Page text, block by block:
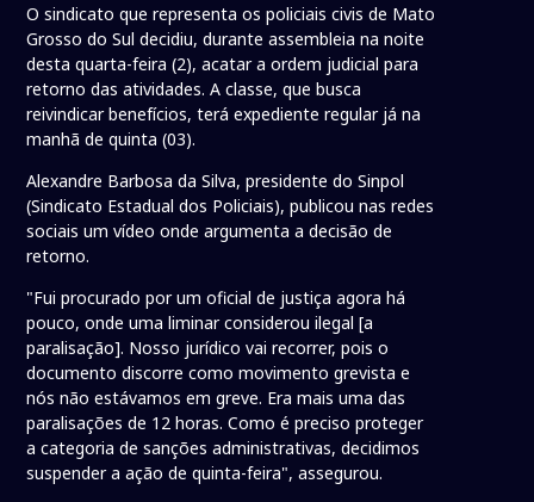
O sindicato que representa os policiais civis de Mato
Grosso do Sul decidiu, durante assembleia na noite
desta quarta-feira (2), acatar a ordem judicial para
retorno das atividades. A classe, que busca
reivindicar benefícios, terá expediente regular já na
manhã de quinta (03).
Alexandre Barbosa da Silva, presidente do Sinpol
(Sindicato Estadual dos Policiais), publicou nas redes
sociais um vídeo onde argumenta a decisão de
retorno.
"Fui procurado por um oficial de justiça agora há
pouco, onde uma liminar considerou ilegal [a
paralisação]. Nosso jurídico vai recorrer, pois o
documento discorre como movimento grevista e
nós não estávamos em greve. Era mais uma das
paralisações de 12 horas. Como é preciso proteger
a categoria de sanções administrativas, decidimos
suspender a ação de quinta-feira", assegurou.